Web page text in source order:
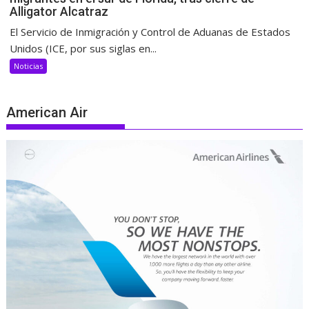
Alligator Alcatraz
El Servicio de Inmigración y Control de Aduanas de Estados
Unidos (ICE, por sus siglas en...
Noticias
American Air